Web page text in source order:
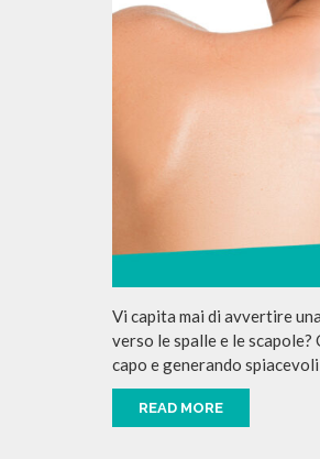
Vi capita mai di avvertire
verso le spalle e le
capo e generando
READ MORE